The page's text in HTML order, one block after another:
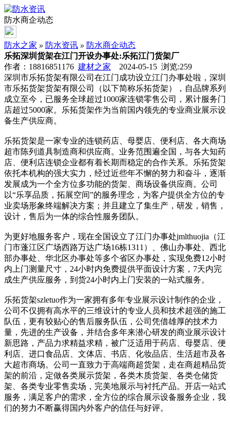
防水商企动态
防水之家 » 防水资讯 » 防水商企动态
乐拓深圳货架在江门开设办事处:乐拓江门货架厂
作者：18816851176 建材之家 2024-05-15 浏览:259
深圳市乐拓货架有限公司在江门成功设立江门办事处啦，深圳
市乐拓货架货架有限公司（以下简称乐拓货架），自品牌系列
成立至今，已服务全球超过1000家连锁零售公司，累计服务门
店超过5000家。乐拓货架作为当前国内领先的专业商业展示设
备生产供应商。
乐拓货架是一家专业的连锁药店、母婴店、便利店、各大商场
超市陈列道具制造商和供应商。业务范围遍全国，与各大知药
店、便利店连锁企业都有着长期而稳定的合作关系。乐拓货架
依托本机构的强大实力，经过近些年不懈的努力和奋斗，逐渐
发展成为一个全方位多功能的货架、商场设备供应商。公司
以“乐享品质，拓展空间”的服务理念，为客户提供全方位的专
业卖场形象终端解决方案；并且建立了集生产，研发，销售，
设计，售后为一体的综合性服务团队。
为更好地服务客户，现在全国设立了江门办事处jmlthuojia（江
门市蓬江区广场西路万达广场16栋1311）、佛山办事处、西北
部办事处、华北区办事处等多个省区办事处，实现免费12小时
内上门测量尺寸，24小时内免费提供平面设计方案，7天内完
成生产供应服务，到货24小时内上门安装的一站式服务。
乐拓货架szletuo作为一家拥有多年专业展示设计制作的企业，
公司不仅拥有高水平的三维设计的专业人员和技术超强的施工
队伍，更有较贴心的售后服务队伍，公司凭借雄厚的技术力
量，先进的生产设备，并结合多年来潜心研发的商业展示设计
新思路，产品力求精益求精，被广泛适用于药店、母婴店、便
利店、进口食品店、文体店、书店、化妆品店、生活超市及各
大超市商场。公司一直致力于高端商超货架，走在商超精品货
架的前沿，定做各类展示货架，各类木质货架、各类仓储货
架、各类专业零售卖场，完美地展示与衬托产品。开店一站式
服务，满足客户的需求，全方位的综合展示设备服务企业，我
们的努力不断赢得国内外客户的信任与好评。